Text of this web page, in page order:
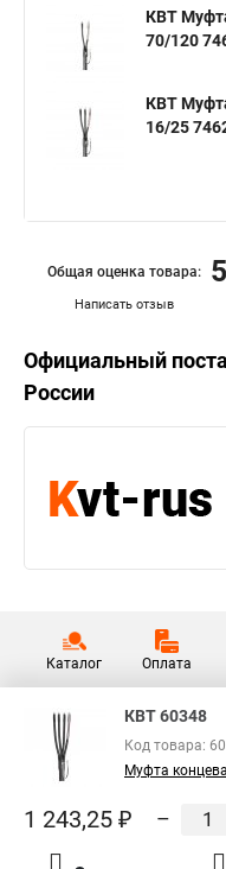
КВТ
70/120
КВТ
16/25
Написать отзыв
Общая оценка товара: 5
Официальный
России
Каталог Оплата
КВТ 60348
Код товара:
Муфта
1 243,25 ₽ –